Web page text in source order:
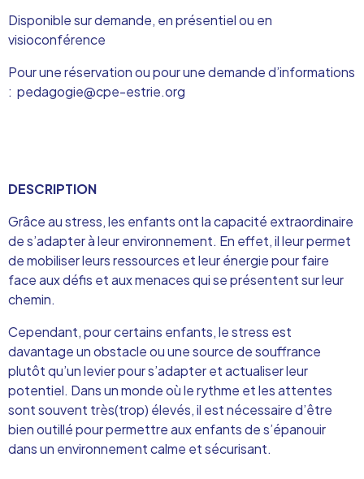
Disponible sur demande, en présentiel ou en
visioconférence
Pour une réservation ou pour une demande d’informations
: pedagogie@cpe-estrie.org
DESCRIPTION
Grâce au stress, les enfants ont la capacité extraordinaire
de s’adapter à leur environnement. En effet, il leur permet
de mobiliser leurs ressources et leur énergie pour faire
face aux défis et aux menaces qui se présentent sur leur
chemin.
Cependant, pour certains enfants, le stress est
davantage un obstacle ou une source de souffrance
plutôt qu’un levier pour s’adapter et actualiser leur
potentiel. Dans un monde où le rythme et les attentes
sont souvent très(trop) élevés, il est nécessaire d’être
bien outillé pour permettre aux enfants de s’épanouir
dans un environnement calme et sécurisant.